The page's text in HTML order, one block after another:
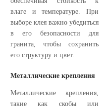
влаге и температуре. При
выборе клея важно убедиться
в его безопасности для
гранита, чтобы сохранить
его структуру и цвет.
Металлические крепления
Металлические крепления,
такие как скобы или